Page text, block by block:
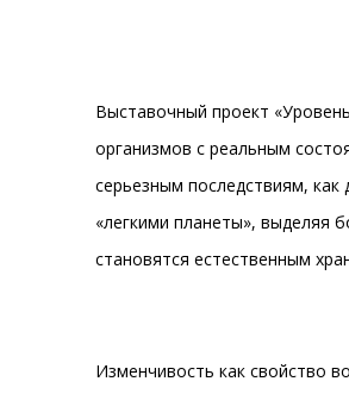
Выставочный проект
организмов с реальным
серьезным последствиям,
«легкими планеты», выделяя
становятся естественным
Изменчивость как свойство